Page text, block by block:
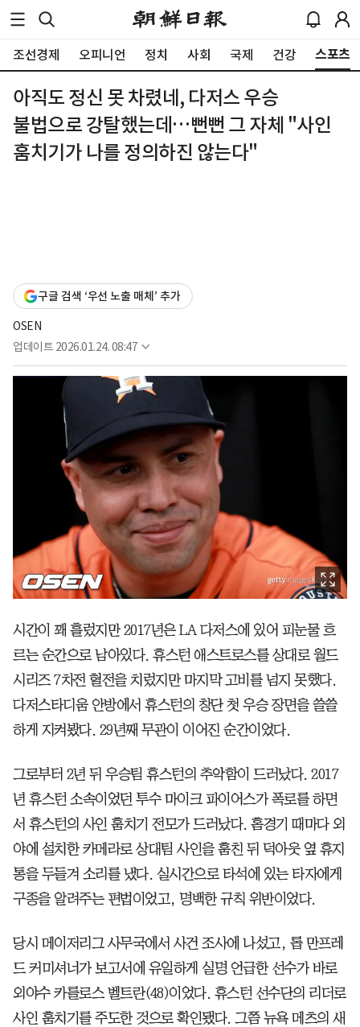
조선경제 오피니언 정치 사회 국제 건강 스포츠
아직도 정신 못 차렸네, 다저스 우승
불법으로 강탈했는데…뻔뻔 그 자체 "사인
훔치기가 나를 정의하진 않는다"
구글 검색 ‘우선 노출 매체’ 추가
OSEN
업데이트 2026.01.24. 08:47
시간이 꽤 흘렀지만 2017년은 LA 다저스에 있어 피눈물 흐
르는 순간으로 남아있다. 휴스턴 애스트로스를 상대로 월드
시리즈 7차전 혈전을 치렀지만 마지막 고비를 넘지 못했다.
다저스타디움 안방에서 휴스턴의 창단 첫 우승 장면을 쓸쓸
하게 지켜봤다. 29년째 무관이 이어진 순간이었다.
그로부터 2년 뒤 우승팀 휴스턴의 추악함이 드러났다. 2017
년 휴스턴 소속이었던 투수 마이크 파이어스가 폭로를 하면
서 휴스턴의 사인 훔치기 전모가 드러났다. 홈경기 때마다 외
야에 설치한 카메라로 상대팀 사인을 훔친 뒤 덕아웃 옆 휴지
통을 두들겨 소리를 냈다. 실시간으로 타석에 있는 타자에게
구종을 알려주는 편법이었고, 명백한 규칙 위반이었다.
당시 메이저리그 사무국에서 사건 조사에 나섰고, 롭 만프레
드 커미셔너가 보고서에 유일하게 실명 언급한 선수가 바로
외야수 카를로스 벨트란(48)이었다. 휴스턴 선수단의 리더로
사인 훔치기를 주도한 것으로 확인됐다. 그쯤 뉴욕 메츠의 새